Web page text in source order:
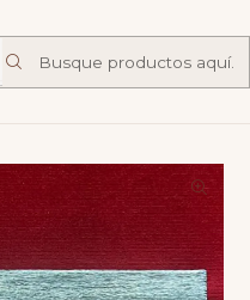
Liturgicos
y bordado decorativo